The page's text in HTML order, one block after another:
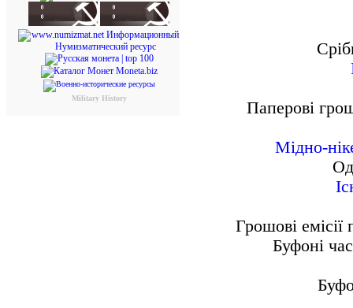
Military History
Паперові
Мідно-
Грошові емісії
Буфоні